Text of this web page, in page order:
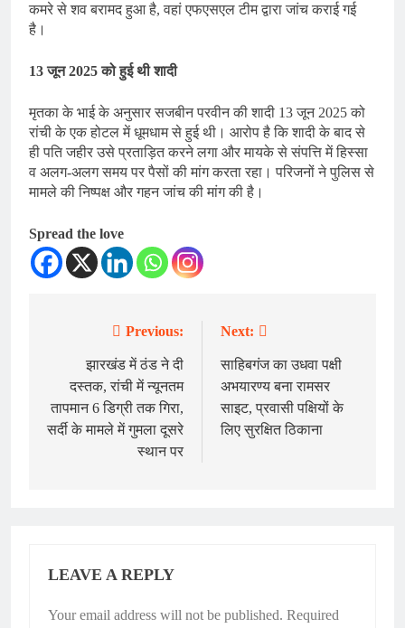
कमरे से शव बरामद हुआ है, वहां एफएसएल टीम द्वारा जांच कराई गई
है।
13 जून 2025 को हुई थी शादी
मृतका के भाई के अनुसार सजबीन परवीन की शादी 13 जून 2025 को
रांची के एक होटल में धूमधाम से हुई थी। आरोप है कि शादी के बाद से
ही पति जहीर उसे प्रताड़ित करने लगा और मायके से संपत्ति में हिस्सा
व अलग-अलग समय पर पैसों की मांग करता रहा। परिजनों ने पुलिस से
मामले की निष्पक्ष और गहन जांच की मांग की है।
Spread the love
navigation
Previous:
झारखंड में ठंड ने दी
दस्तक, रांची में न्यूनतम
तापमान 6 डिग्री तक गिरा,
सर्दी के मामले में गुमला दूसरे
स्थान पर
Next:
साहिबगंज का उधवा पक्षी
अभयारण्य बना रामसर
साइट, प्रवासी पक्षियों के
लिए सुरक्षित ठिकाना
LEAVE A REPLY
Your email address will not be published. Required